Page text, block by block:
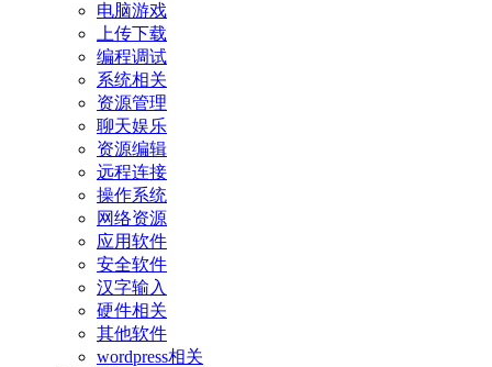
电脑游戏
上传下载
编程调试
系统相关
资源管理
聊天娱乐
资源编辑
远程连接
操作系统
网络资源
应用软件
安全软件
汉字输入
硬件相关
其他软件
wordpress相关